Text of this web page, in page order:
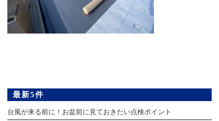
最新5件
台風が来る前に！お盆前に見ておきたい点検ポイント